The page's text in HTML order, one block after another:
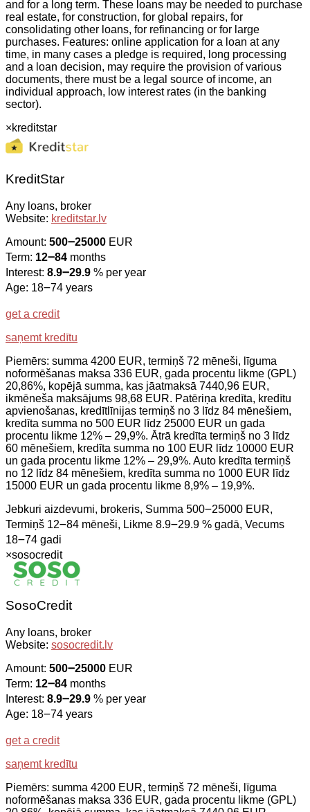
and for a long term. These loans may be needed to purchase
real estate, for construction, for global repairs, for
consolidating other loans, for refinancing or for large
purchases. Features: online application for a loan at any
time, in many cases a pledge is required, long processing
and a loan decision, may require the provision of various
documents, there must be a legal source of income, an
individual approach, low interest rates (in the banking
sector).
×kreditstar
KreditStar
Any loans, broker
Website: kreditstar.lv
Amount: 500౼25000 EUR
Term: 12౼84 months
Interest: 8.9౼29.9 % per year
Age: 18౼74 years
get a credit
saņemt kredītu
Piemērs: summa 4200 EUR, termiņš 72 mēneši, līguma
noformēšanas maksa 336 EUR, gada procentu likme (GPL)
20,86%, kopējā summa, kas jāatmaksā 7440,96 EUR,
ikmēneša maksājums 98,68 EUR. Patēriņa kredīta, kredītu
apvienošanas, kredītlīnijas termiņš no 3 līdz 84 mēnešiem,
kredīta summa no 500 EUR līdz 25000 EUR un gada
procentu likme 12% – 29,9%. Ātrā kredīta termiņš no 3 līdz
60 mēnešiem, kredīta summa no 100 EUR līdz 10000 EUR
un gada procentu likme 12% – 29,9%. Auto kredīta termiņš
no 12 līdz 84 mēnešiem, kredīta summa no 1000 EUR līdz
15000 EUR un gada procentu likme 8,9% – 19,9%.
Jebkuri aizdevumi, brokeris, Summa 500౼25000 EUR,
Termiņš 12౼84 mēneši, Likme 8.9౼29.9 % gadā, Vecums
18౼74 gadi
×sosocredit
SosoCredit
Any loans, broker
Website: sosocredit.lv
Amount: 500౼25000 EUR
Term: 12౼84 months
Interest: 8.9౼29.9 % per year
Age: 18౼74 years
get a credit
saņemt kredītu
Piemērs: summa 4200 EUR, termiņš 72 mēneši, līguma
noformēšanas maksa 336 EUR, gada procentu likme (GPL)